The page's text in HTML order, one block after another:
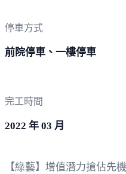
停車方式
前院停車、一樓停車
完工時間
2022 年 03 月
【綠藝】增值潛力搶佔先